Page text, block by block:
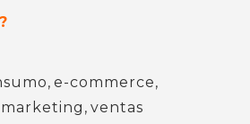
, e-commerce,
marketing , ventas